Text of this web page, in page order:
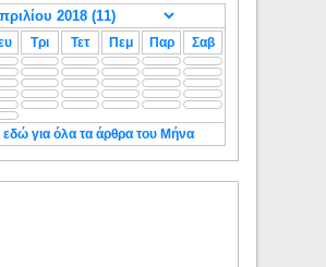
Τρι Τετ Πεμ Παρ Σαβ
εδώ για όλα τα άρθρα του Μήνα